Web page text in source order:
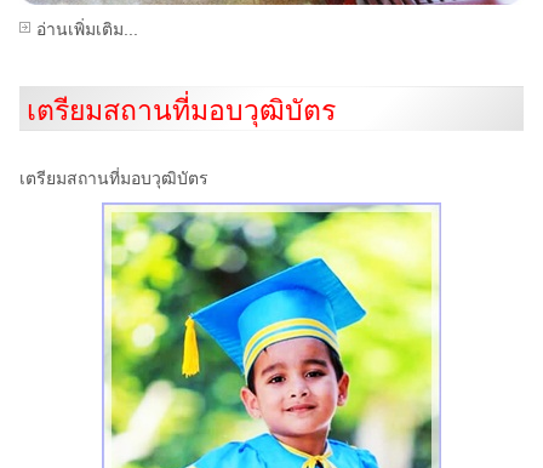
อ่านเพิ่มเติม...
เตรียมสถานที่มอบวุฒิบัตร
เตรียมสถานที่มอบวุฒิบัตร